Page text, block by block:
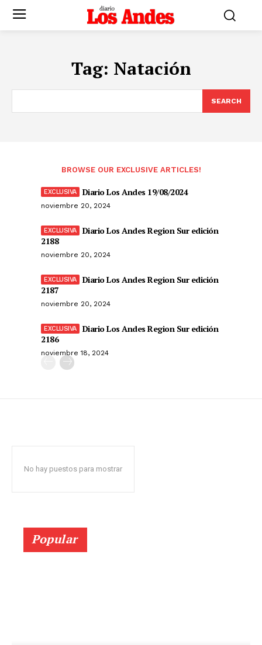
Tag: Natación
SEARCH
BROWSE OUR EXCLUSIVE ARTICLES!
Diario Los Andes 19/08/2024
noviembre 20, 2024
Diario Los Andes Region Sur edición
2188
noviembre 20, 2024
Diario Los Andes Region Sur edición
2187
noviembre 20, 2024
Diario Los Andes Region Sur edición
2186
noviembre 18, 2024
No hay puestos para mostrar
Popular